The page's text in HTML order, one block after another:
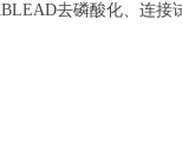
去磷酸化、连接